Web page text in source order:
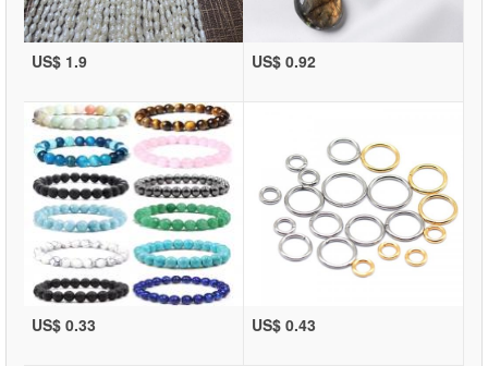
US$ 1.9 US$ 0.92
US$ 0.33 US$ 0.43